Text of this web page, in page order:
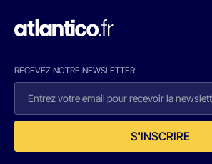
RECEVEZ NOTRE NEWSLETTER
S'INSCRIRE